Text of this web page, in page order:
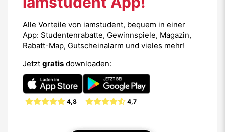
Alle Vorteile von iamstudent, bequem in einer
App: Studentenrabatte, Gewinnspiele, Magazin,
Rabatt-Map, Gutscheinalarm und vieles mehr!
Jetzt gratis downloaden:
4,8 4,7